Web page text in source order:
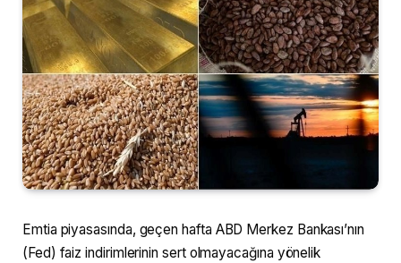
Emtia piyasasında, geçen hafta ABD Merkez Bankası’nın
(Fed) faiz indirimlerinin sert olmayacağına yönelik